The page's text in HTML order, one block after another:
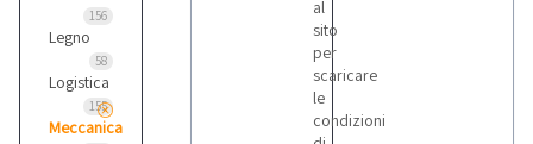
156
Legno
58
Logistica
155
Meccanica
al
sito
per
scaricare
le
condizioni